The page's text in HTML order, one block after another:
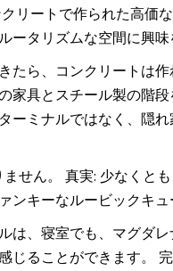
リートで作られた高価
ータリズムな空間に興
たら、コンクリートは
家具とスチール製の階
ーミナルではなく、隠
せん。 真実: 少なくと
ンキーなルービックキ
は、寝室でも、マグダ
じることができます。